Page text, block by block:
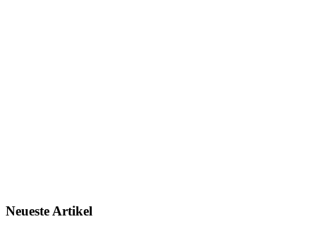
Neueste Artikel